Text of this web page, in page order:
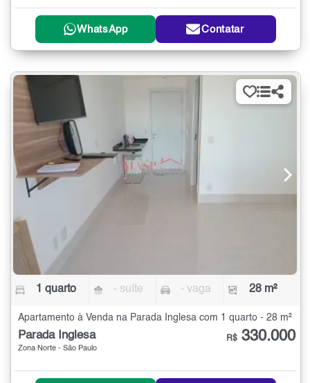
WhatsApp Contatar
1 quarto - suíte - vaga 28 m²
Apartamento à Venda na Parada Inglesa com 1 quarto - 28 m²
Parada Inglesa
Zona Norte - São Paulo
R$ 330.000